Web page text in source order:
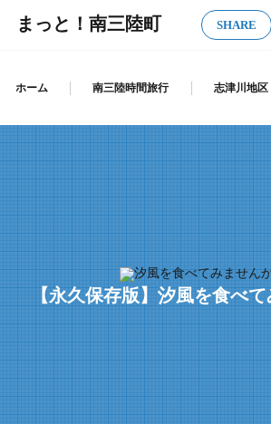
まっと！南三陸町 SHARE
ホーム 南三陸時間旅行 志津川地区
【永久保存版】汐風を食べて